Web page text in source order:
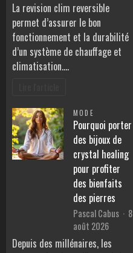
La revision clim reversible
permet d’assurer le bon
fonctionnement et la durabilité
d’un système de chauffage et
climatisation.…
MODE
Pourquoi porter
des bijoux de
crystal healing
pour profiter
des bienfaits
des pierres
Pascal Cabus
8
août 2026
Depuis des millénaires, les